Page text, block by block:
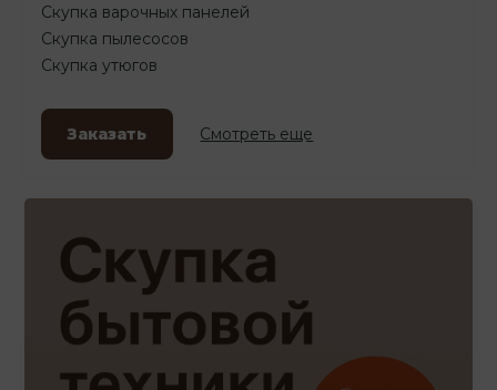
Скупка варочных панелей
Скупка пылесосов
Скупка утюгов
Заказать Смотреть еще